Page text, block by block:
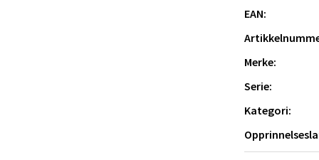
EAN:
Merke:
Serie:
Kategori: